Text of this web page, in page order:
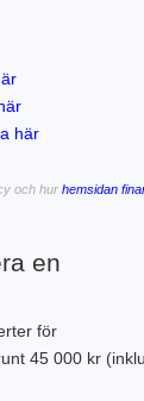
här
och hur hemsidan
en
för
45 000 kr